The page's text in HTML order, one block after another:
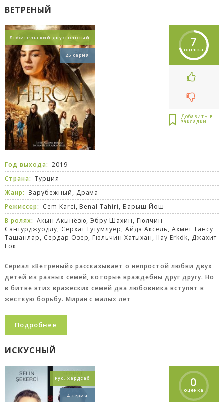
ВЕТРЕНЫЙ
Любительский двухголосый
25 серия
7
оценка
Год выхода: 2019
Страна: Турция
Жанр: Зарубежный, Драма
Режиссер: Cem Karci, Benal Tahiri, Барыш Йош
В ролях: Акын Акынёзю, Эбру Шахин, Гюлчин
Сантурджуодлу, Серхат Тутумлуер, Айда Аксель, Ахмет Тансу
Ташанлар, Сердар Озер, Гюльчин Хатыхан, Ilay Erkök, Джахит
Гок
Сериал «Ветреный» рассказывает о непростой любви двух
детей из разных семей, которые враждебны друг другу. Но
в битве этих вражеских семей два любовника вступят в
жесткую борьбу. Миран с малых лет
Подробнее
ИСКУСНЫЙ
Рус. хардсаб
4 серия
0
оценка